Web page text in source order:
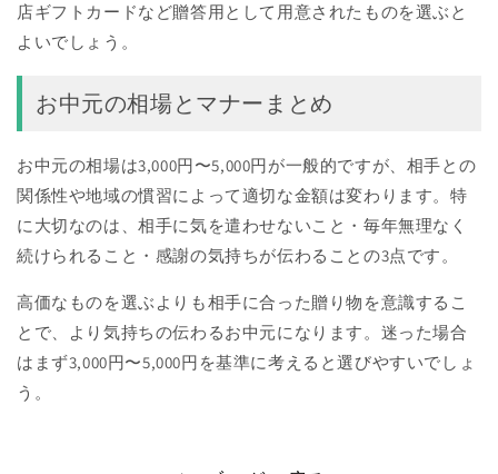
店ギフトカードなど贈答用として用意されたものを選ぶと
よいでしょう。
お中元の相場とマナーまとめ
お中元の相場は3,000円〜5,000円が一般的ですが、相手との
関係性や地域の慣習によって適切な金額は変わります。特
に大切なのは、相手に気を遣わせないこと・毎年無理なく
続けられること・感謝の気持ちが伝わることの3点です。
高価なものを選ぶよりも相手に合った贈り物を意識するこ
とで、より気持ちの伝わるお中元になります。迷った場合
はまず3,000円〜5,000円を基準に考えると選びやすいでしょ
う。